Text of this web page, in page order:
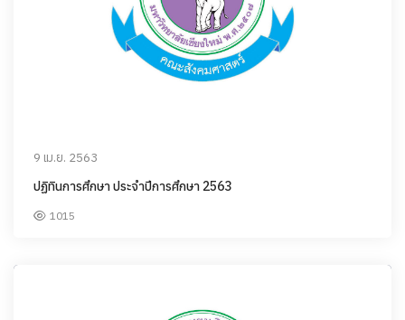
9 เม.ย. 2563
ปฏิทินการศึกษา ประจำปีการศึกษา 2563
1015